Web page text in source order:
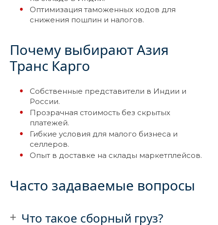
Оптимизация таможенных кодов для
снижения пошлин и налогов.
Почему выбирают Азия
Транс Карго
Собственные представители в Индии и
России.
Прозрачная стоимость без скрытых
платежей.
Гибкие условия для малого бизнеса и
селлеров.
Опыт в доставке на склады маркетплейсов.
Часто задаваемые вопросы
Что такое сборный груз?